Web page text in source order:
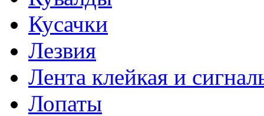
Кусачки
Лезвия
Лента клейкая и
Лопаты